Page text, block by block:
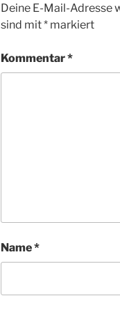
Deine E-Mail-Adresse
sind mit* markiert
Kommentar*
Name*